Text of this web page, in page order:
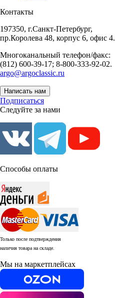
Контакты
197350, г.Санкт-Петербург,
пр.Королева 48, корпус 6, офис 4.
Многоканальный телефон/факс:
(812) 600-39-17; 8-800-333-92-02.
argo@argoclassic.ru
Написать нам
Подписаться
Следуйте за нами
Способы оплаты
Только после подтверждения
наличия товара на складе.
Мы на маркетплейсах